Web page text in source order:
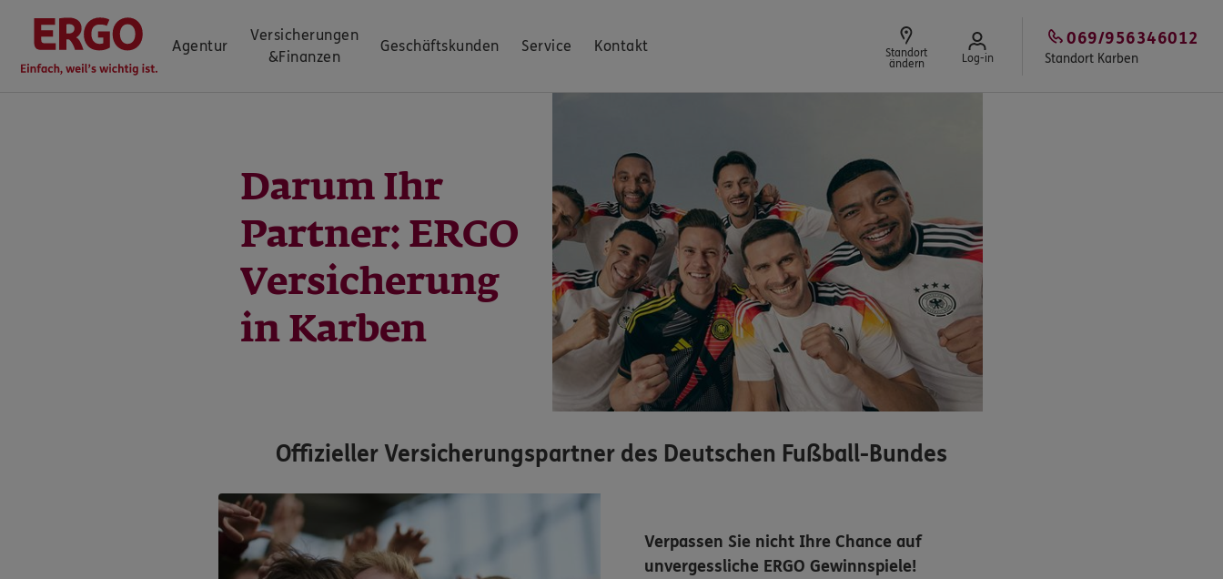
Agentur
Versicherungen
&Finanzen
Geschäftskunden Service Kontakt
Standort
ändern
Log-in Standort Karben
069/956346012
Darum Ihr
Partner: ERGO
Versicherung
in Karben
Offizieller Versicherungspartner des Deutschen Fußball-Bundes
Verpassen Sie nicht Ihre Chance auf
unvergessliche ERGO Gewinnspiele!